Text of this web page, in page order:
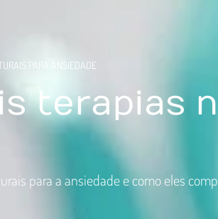
PARA ANSIEDADE
terapias
para a ansiedade e como eles